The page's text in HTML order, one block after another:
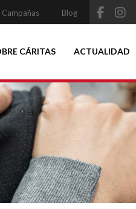
Campañas Blog
CÁRITAS ACTUALIDAD